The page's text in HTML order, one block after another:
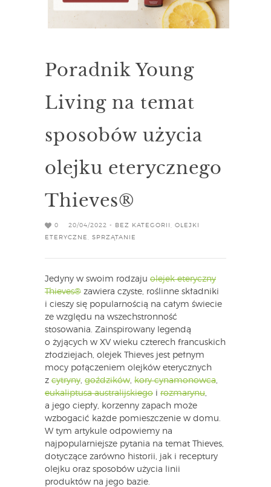
Poradnik Young
Living na temat
sposobów użycia
olejku eterycznego
Thieves®
0 20/04/2022 - BEZ KATEGORII
OLEJKI
ETERYCZNE
SPRZĄTANIE
Jedyny w swoim rodzaju olejek eteryczny
Thieves® zawiera czyste, roślinne składniki
i cieszy się popularnością na całym świecie
ze względu na wszechstronność
stosowania. Zainspirowany legendą
o żyjących w XV wieku czterech francuskich
złodziejach, olejek Thieves jest pełnym
mocy połączeniem olejków eterycznych
z cytryny goździków kory cynamonowca
eukaliptusa australijskiego i rozmarynu
a jego ciepły, korzenny zapach może
wzbogacić każde pomieszczenie w domu.
W tym artykule odpowiemy na
najpopularniejsze pytania na temat Thieves,
dotyczące zarówno historii, jak i receptury
olejku oraz sposobów użycia linii
produktów na jego bazie.